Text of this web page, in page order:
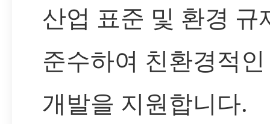
산업 표준 및 환경 규
준수하여 친환경적
개발을 지원합니다.